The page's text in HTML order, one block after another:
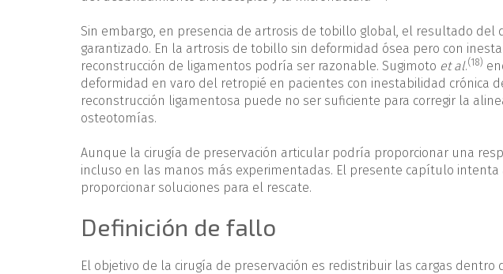
Sin embargo, en presencia de artrosis de tobillo global, el resultado del
garantizado. En la artrosis de tobillo sin deformidad ósea pero con
reconstrucción de ligamentos podría ser razonable. Sugimoto et al.(18)
deformidad en varo del retropié en pacientes con inestabilidad crónica
reconstrucción ligamentosa puede no ser suficiente para corregir la
osteotomías.
Aunque la cirugía de preservación articular podría proporcionar una
incluso en las manos más experimentadas. El presente capítulo intenta
proporcionar soluciones para el rescate.
Definición de fallo
El objetivo de la cirugía de preservación es redistribuir las cargas